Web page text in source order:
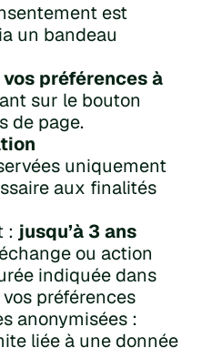
est
un bandeau
préférences à
sur le bouton
de page.
uniquement
aux finalités
: jusqu’à 3 ans
ou action
indiquée dans
préférences
anonymisées :
liée à une donnée